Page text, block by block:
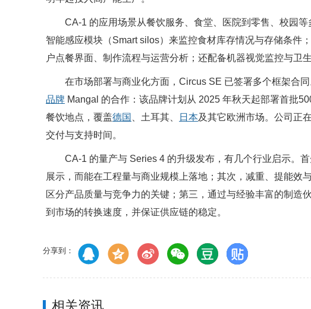
CA-1 的应用场景从餐饮服务、食堂、医院到零售、校园
智能感应模块（Smart silos）来监控食材库存情况与存储条件
户点餐界面、制作流程与运营分析；还配备机器视觉监控与卫
在市场部署与商业化方面，Circus SE 已签署多个框架合
品牌 Mangal 的合作：该品牌计划从 2025 年秋天起部署首批
餐饮地点，覆盖德国 、土耳其、 日本及其它欧洲市场。公司正
交付与支持时间。
CA-1 的量产与 Series 4 的升级发布，有几个行业启示。
展示，而能在工程量与商业规模上落地；其次，减重、提能效
区分产品质量与竞争力的关键；第三，通过与经验丰富的制造
到市场的转换速度，并保证供应链的稳定。
分享到：
相关资讯